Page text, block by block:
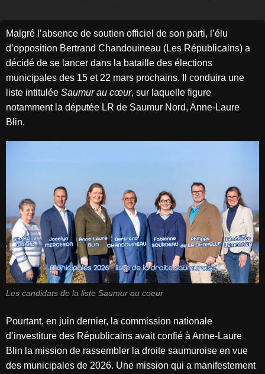
Malgré l’absence de soutien officiel de son parti, l’élu
d’opposition Bertrand Chandouineau (Les Républicains) a
décidé de se lancer dans la bataille des élections
municipales des 15 et 22 mars prochains. Il conduira une
liste intitulée Saumur au cœur, sur laquelle figure
notamment la députée LR de Saumur Nord, Anne-Laure
Blin.
Les candidats de la liste Saumur au coeur
Pourtant, en juin dernier, la commission nationale
d’investiture des Républicains avait confié à Anne-Laure
Blin la mission de rassembler la droite saumuroise en vue
des municipales de 2026. Une mission qui a manifestement